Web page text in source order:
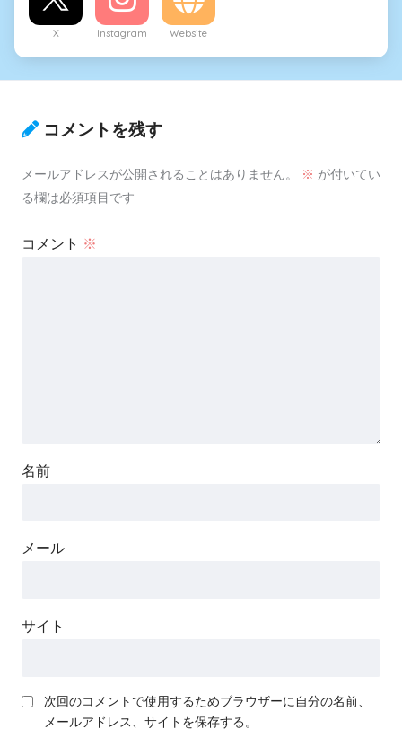
X Instagram Website
コメントを残す
メールアドレスが公開されることはありません。 ※ が付いてい
る欄は必須項目です
コメント ※
名前
メール
サイト
次回のコメントで使用するためブラウザーに自分の名前、
メールアドレス、サイトを保存する。